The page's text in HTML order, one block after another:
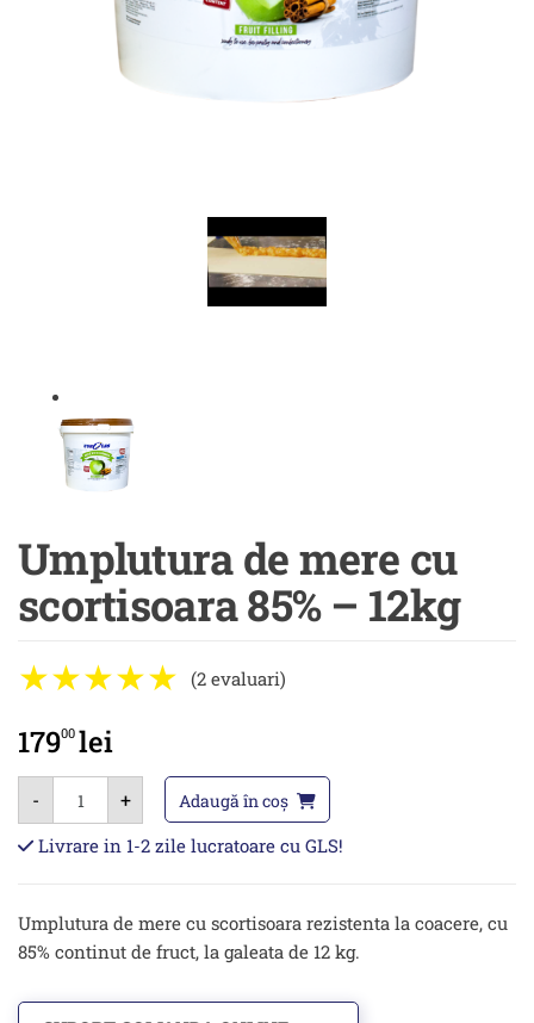
Umplutura de mere cu
scortisoara 85% – 12kg
(2 evaluari)
17900 lei
-
Cantitate
Umplutura
de
mere
cu
12kg
+ Adaugă în coș
Livrare in 1-2 zile lucratoare cu GLS!
Umplutura de mere cu scortisoara rezistenta la coacere, cu
85% continut de fruct, la galeata de 12 kg.